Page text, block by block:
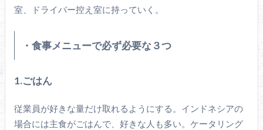
室、ドライバー控え室に持っていく。
・食事メニューで必ず必要な３つ
1.ごはん
従業員が好きな量だけ取れるようにする。インドネシアの
場合には主食がごはんで、好きな人も多い。ケータリング